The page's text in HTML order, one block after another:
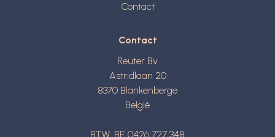
Contact
Contact
Reuter Bv
Astridlaan 20
8370 Blankenberge
België
BTW: BE 0426 727 348